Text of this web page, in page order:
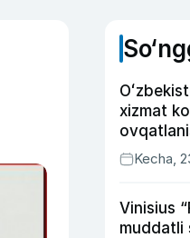
xizmat
soliqKecha,
Vinisius
muddatli